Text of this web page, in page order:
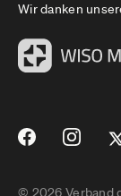
Wir danken
© 2026 Verband